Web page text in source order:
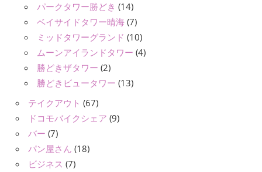
パークタワー勝どき (14)
ベイサイドタワー晴海 (7)
ミッドタワーグランド (10)
ムーンアイランドタワー (4)
勝どきザタワー (2)
勝どきビュータワー (13)
テイクアウト (67)
ドコモバイクシェア (9)
バー (7)
パン屋さん (18)
ビジネス (7)